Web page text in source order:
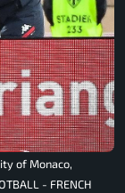
of Monaco,
- FRENCH